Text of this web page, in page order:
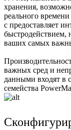
хранения,
реального
с предоставляет
быстродействием,
ваших самых
важных сред и
данными входят в
семейства